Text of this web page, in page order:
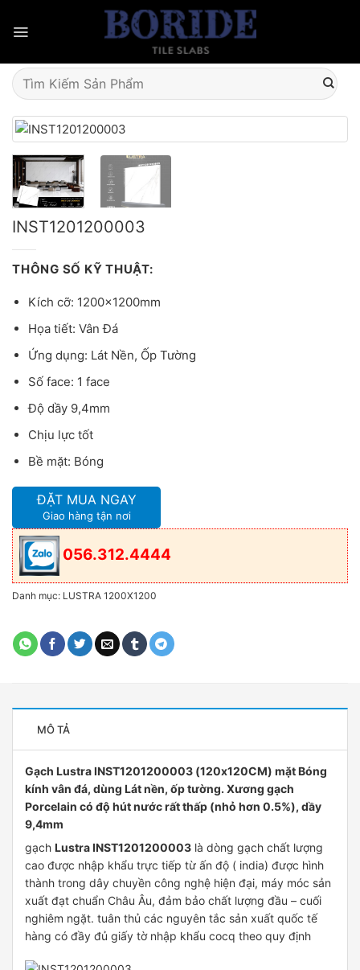
Tìm
kiếm:
INST1201200003
THÔNG SỐ KỸ THUẬT:
Kích cỡ: 1200x1200mm
Họa tiết: Vân Đá
Ứng dụng: Lát Nền, Ốp Tường
Số face: 1 face
Độ dầy 9,4mm
Chịu lực tốt
Bề mặt: Bóng
ĐẶT MUA NGAY
Giao hàng tận nơi
056.312.4444
Danh mục: LUSTRA 1200X1200
MÔ TẢ
Gạch Lustra INST1201200003 (120x120CM) mặt Bóng
kính vân đá, dùng Lát nền, ốp tường. Xương gạch
Porcelain có độ hút nước rất thấp (nhỏ hơn 0.5%), dầy
9,4mm
gạch Lustra INST1201200003 là dòng gạch chất lượng
cao được nhập khẩu trực tiếp từ ấn độ ( india) được hình
thành trong dây chuyền công nghệ hiện đại, máy móc sản
xuất đạt chuẩn Châu Âu, đảm bảo chất lượng đầu – cuối
nghiêm ngặt. tuân thủ các nguyên tắc sản xuất quốc tế
hàng có đầy đủ giấy tờ nhập khẩu cocq theo quy định